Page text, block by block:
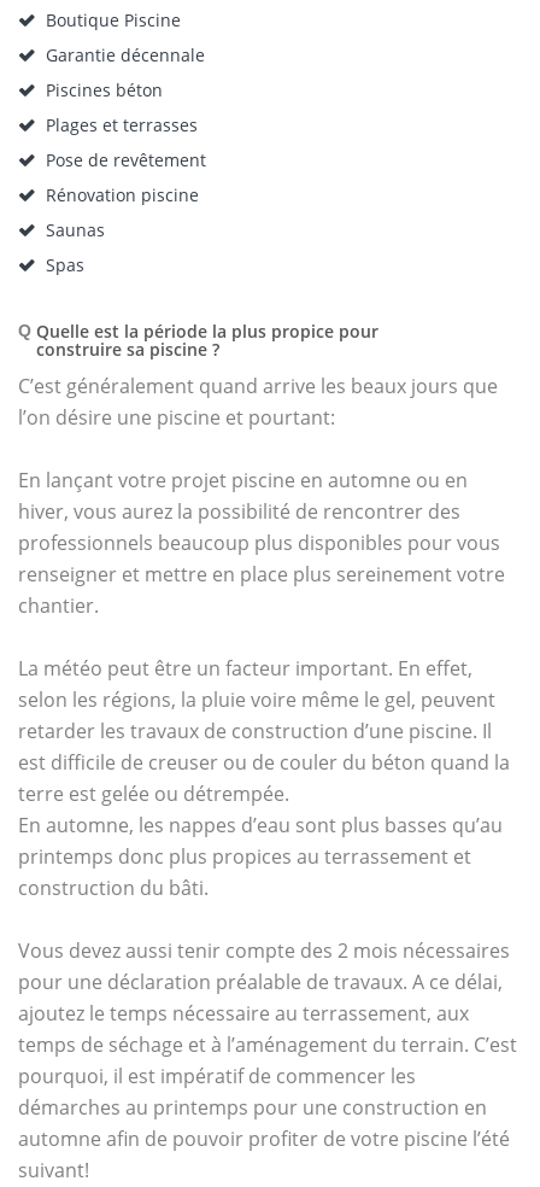
Boutique Piscine
Garantie décennale
Piscines béton
Plages et terrasses
Pose de revêtement
Rénovation piscine
Saunas
Spas
Q Quelle est la période la plus propice pour
construire sa piscine ?
C’est généralement quand arrive les beaux jours que
l’on désire une piscine et pourtant:
En lançant votre projet piscine en automne ou en
hiver, vous aurez la possibilité de rencontrer des
professionnels beaucoup plus disponibles pour vous
renseigner et mettre en place plus sereinement votre
chantier.
La météo peut être un facteur important. En effet,
selon les régions, la pluie voire même le gel, peuvent
retarder les travaux de construction d’une piscine. Il
est difficile de creuser ou de couler du béton quand la
terre est gelée ou détrempée.
En automne, les nappes d’eau sont plus basses qu’au
printemps donc plus propices au terrassement et
construction du bâti.
Vous devez aussi tenir compte des 2 mois nécessaires
pour une déclaration préalable de travaux. A ce délai,
ajoutez le temps nécessaire au terrassement, aux
temps de séchage et à l’aménagement du terrain. C’est
pourquoi, il est impératif de commencer les
démarches au printemps pour une construction en
automne afin de pouvoir profiter de votre piscine l’été
suivant!